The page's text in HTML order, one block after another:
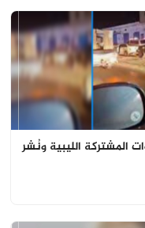
المشتركة الليبية ونُشر